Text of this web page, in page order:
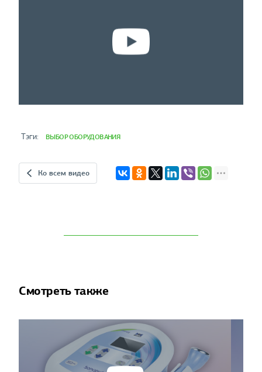
Тэги: ВЫБОР ОБОРУДОВАНИЯ
Ко всем видео
Смотреть также